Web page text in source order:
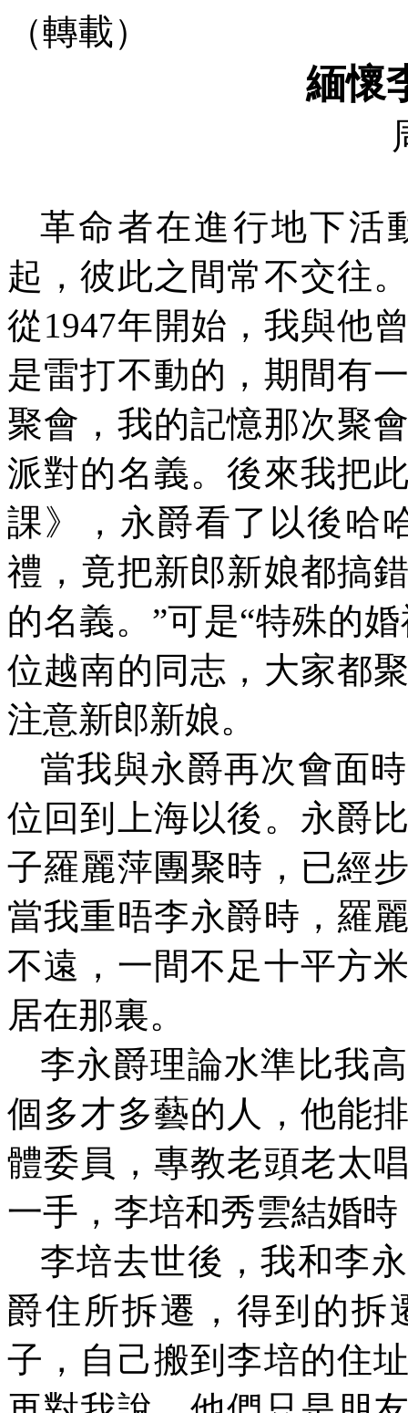
（轉載）
緬懷
革命者在進行地下活
起，彼此之間常不交往
從1947年開始，我與他
是雷打不動的，期間有
聚會，我的記憶那次聚
派對的名義。後來我把
課》，永爵看了以後哈
禮，竟把新郎新娘都搞
的名義。”可是“特殊的
位越南的同志，大家都
注意新郎新娘。
當我與永爵再次會面
位回到上海以後。永爵
子羅麗萍團聚時，已經
當我重晤李永爵時，羅
不遠，一間不足十平方
居在那裏。
李永爵理論水準比我
個多才多藝的人，他能
體委員，專教老頭老太
一手，李培和秀雲結婚
李培去世後，我和李
爵住所拆遷，得到的拆
子，自己搬到李培的住